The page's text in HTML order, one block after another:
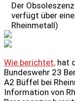
Der
verfügt über
Rheinmetall)
Wie berichtet, hat
Bundeswehr 23
A2 Büffel bei
Information von